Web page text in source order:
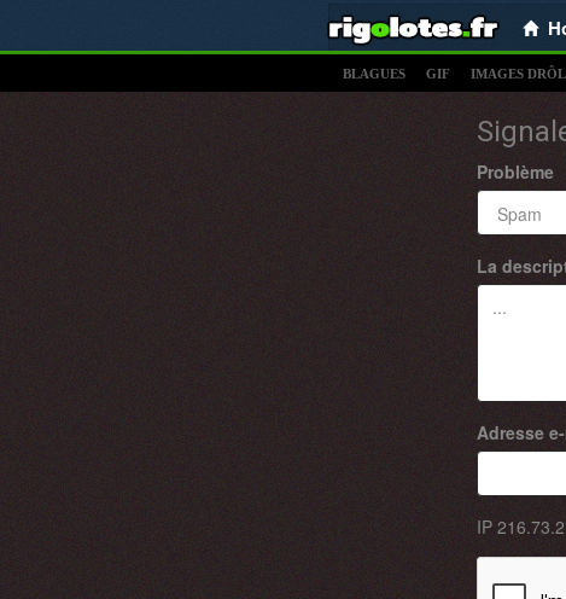
BLAGUES GIF IMAGES
Problème
La
Adresse
IP